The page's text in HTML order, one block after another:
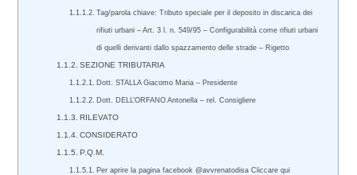
Tag/parola chiave: Tributo speciale per il deposito in discarica dei
rifiuti urbani – Art. 3 l. n. 549/95 – Configurabilità come rifiuti urbani
di quelli derivanti dallo spazzamento delle strade – Rigetto
SEZIONE TRIBUTARIA
Dott. STALLA Giacomo Maria – Presidente
Dott. DELL’ORFANO Antonella – rel. Consigliere
RILEVATO
CONSIDERATO
P.Q.M.
Per aprire la pagina facebook @avvrenatodisa Cliccare qui